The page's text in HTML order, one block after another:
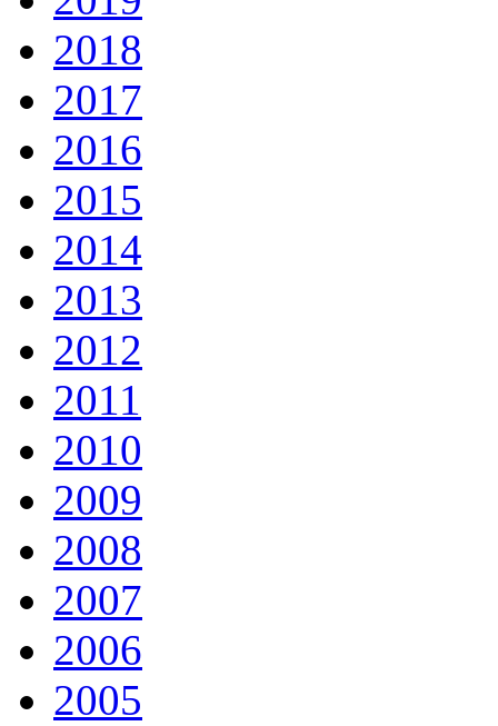
2018
2017
2016
2015
2014
2013
2012
2011
2010
2009
2008
2007
2006
2005